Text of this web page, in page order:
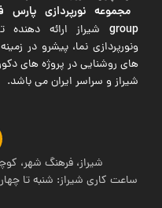
مجموعه نورپردازی پارس
groupشیراز ارائه
ونورپردازی نما، پیشرو در
های روشنایی در پروژه های
شیراز و سراسر ایران می باشد.
شیراز، فرهنگ شهر، کوچه 27، بالای بانک سینا ،